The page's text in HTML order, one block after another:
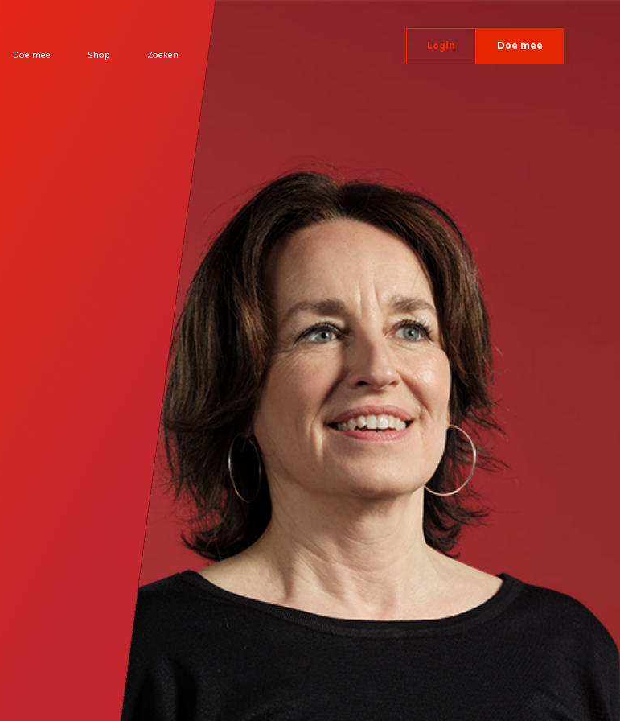
Doe mee Shop Zoeken
Login Doe mee